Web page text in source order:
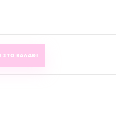
ΣΤΟ ΚΑΛΆΘΙ